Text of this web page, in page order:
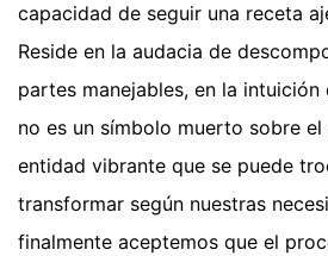
capacidad de seguir una receta
Reside en la audacia de
partes manejables, en la intuición
no es un símbolo muerto sobre el
entidad vibrante que se puede
transformar según nuestras
finalmente aceptemos que el